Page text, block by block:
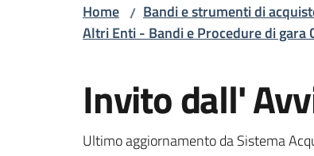
Home / Bandi e strumenti di
Altri Enti - Bandi e Procedure di gara
Invito dall'
Ultimo aggiornamento da Sistema